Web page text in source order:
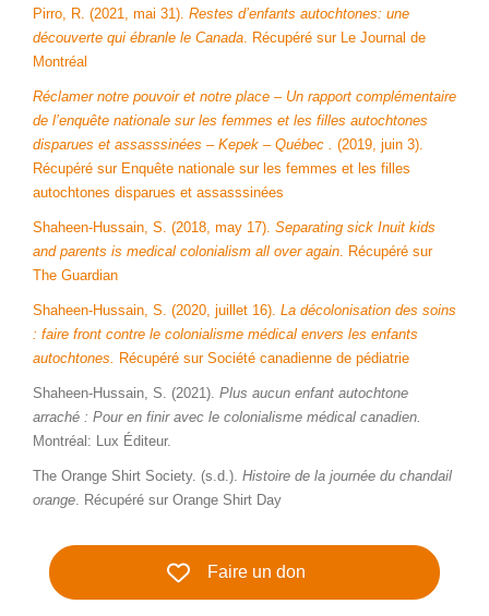
Pirro, R. (2021, mai 31). Restes d’enfants autochtones: une
découverte qui ébranle le Canada. Récupéré sur Le Journal de
Montréal
Réclamer notre pouvoir et notre place – Un rapport complémentaire
de l’enquête nationale sur les femmes et les filles autochtones
disparues et assasssinées – Kepek – Québec . (2019, juin 3).
Récupéré sur Enquête nationale sur les femmes et les filles
autochtones disparues et assasssinées
Shaheen-Hussain, S. (2018, may 17). Separating sick Inuit kids
and parents is medical colonialism all over again. Récupéré sur
The Guardian
Shaheen-Hussain, S. (2020, juillet 16). La décolonisation des soins
: faire front contre le colonialisme médical envers les enfants
autochtones. Récupéré sur Société canadienne de pédiatrie
Shaheen-Hussain, S. (2021). Plus aucun enfant autochtone
arraché : Pour en finir avec le colonialisme médical canadien.
Montréal: Lux Éditeur.
The Orange Shirt Society. (s.d.). Histoire de la journée du chandail
orange. Récupéré sur Orange Shirt Day
Faire un don